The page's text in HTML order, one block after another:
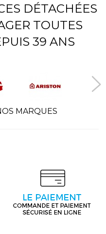
DÉTACHÉES
TOUTES
39 ANS
MARQUES